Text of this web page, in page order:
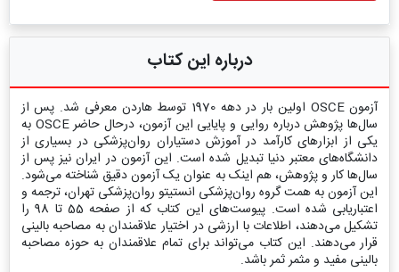
درباره این کتاب
آزمون OSCE اولین بار در دهه 1970 توسط هاردن معرفی شد. پس از
سال‌ها پژوهش درباره روایی و پایایی این آزمون، درحال حاضر OSCE به
یکی از ابزارهای کارآمد در آموزش دستیاران روان‌پزشکی در بسیاری از
دانشگاه‌های معتبر دنیا تبدیل شده است. این آزمون در ایران نیز پس از
سال‌ها کار و پژوهش، هم اینک به عنوان یک آزمون دقیق شناخته می‌شود.
این آزمون به همت گروه روان‌پزشکی انستیتو روان‌پزشکی تهران، ترجمه و
اعتباریابی شده است. پیوست‌های این کتاب که از صفحه 55 تا 98 را
تشکیل می‌دهند، اطلاعات با ارزشی در اختیار علاقمندان به مصاحبه بالینی
قرار می‌دهند. این کتاب می‌تواند برای تمام علاقمندان به حوزه مصاحبه
بالینی مفید و مثمر ثمر باشد.